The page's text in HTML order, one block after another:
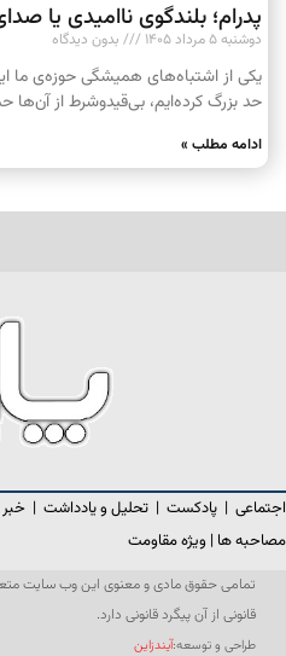
پدرام؛ بلندگوی ناامیدی یا
دوشنبه ۵ مرداد ۱۴۰۵ بدون دیدگاه
یکی از اشتباه‌های همیشگی حوزه‌ی ما
حد بزرگ کرده‌ایم، بی‌قیدوشرط از آن‌ها
ادامه مطلب »
اجتماعی | پادکست | تحلیل و یادداشت |
مصاحبه ها | ویژه مقاومت
تمامی حقوق مادی و معنوی این وب سایت
قانونی از آن پیگرد قانونی دارد.
طراحی و توسعه:آیندزاین